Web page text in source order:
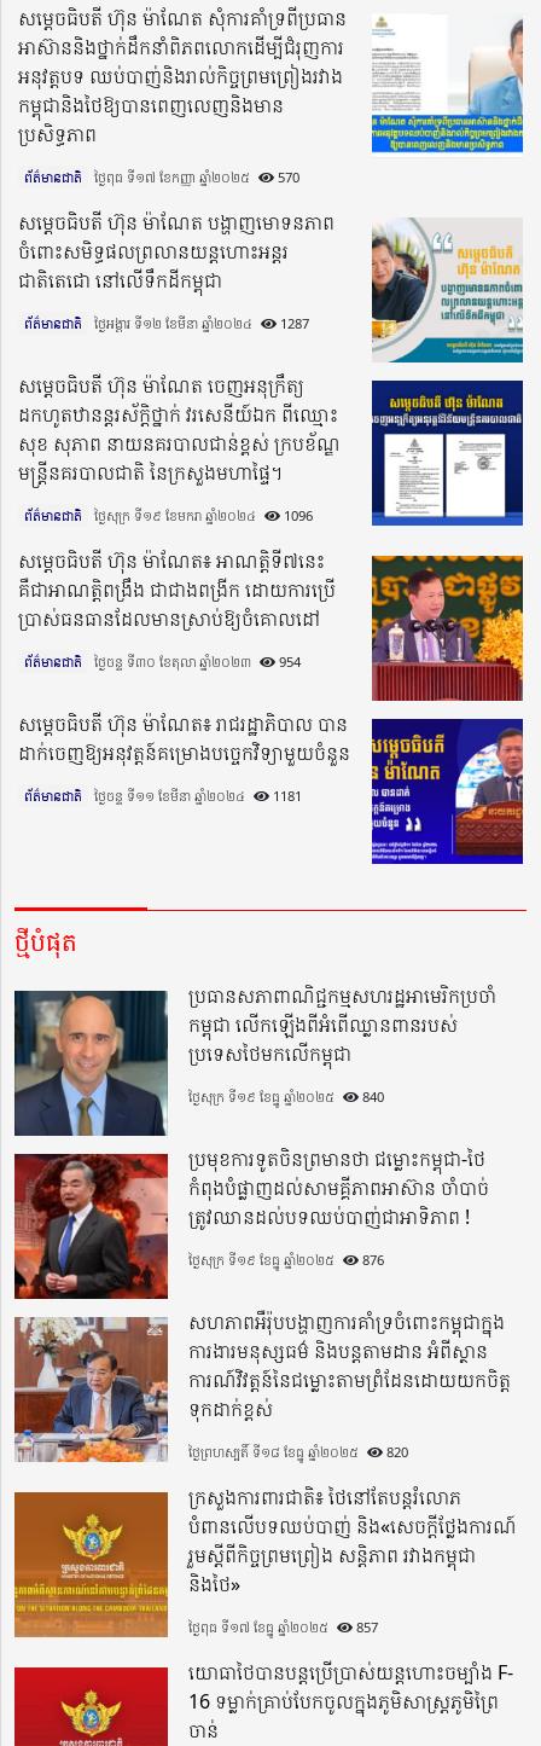
សម្តេចធិបតី ហ៊ុន ម៉ាណែត សុំការគាំទ្រពីប្រធាន
អាស៊ាននិងថ្នាក់ដឹកនាំពិភពលោកដើម្បីជំរុញការ
អនុវត្តបទ ឈប់បាញ់និងរាល់កិច្ចព្រមព្រៀងរវាង
កម្ពុជានិងថៃឱ្យបានពេញលេញនិងមាន
ប្រសិទ្ធភាព
ព័ត៌មានជាតិ ថ្ងៃពុធ ទី១៧ ខែកញ្ញា ឆ្នាំ២០២៥​ 570
សម្តេចធិបតី ហ៊ុន ម៉ាណែត បង្ហាញមោទនភាព
ចំពោះសមិទ្ធផលព្រលានយន្តហោះអន្តរ
ជាតិតេជោ នៅលើទឹកដីកម្ពុជា
ព័ត៌មានជាតិ ថ្ងៃអង្គារ ទី១២ ខែមីនា ឆ្នាំ២០២៤​ 1287
សម្ដេចធិបតី ហ៊ុន ម៉ាណែត ចេញអនុក្រឹត្យ
ដកហូតឋានន្តរស័ក្តិថ្នាក់ វរសេនីយ៍ឯក ពីឈ្មោះ
សុខ សុភាព នាយនគរបាលជាន់ខ្ពស់ ក្របខ័ណ្ឌ
មន្ត្រីនគរបាលជាតិ នៃក្រសួងមហាផ្ទៃ។
ព័ត៌មានជាតិ ថ្ងៃសុក្រ ទី១៩ ខែមករា ឆ្នាំ២០២៤​ 1096
សម្ដេចធិបតី ហ៊ុន ម៉ាណែត៖ អាណត្តិទី៧នេះ
គឺជាអាណត្តិពង្រឹង ជាជាងពង្រីក ដោយការប្រើ
ប្រាស់ធនធានដែលមានស្រាប់ឱ្យចំគោលដៅ
ព័ត៌មានជាតិ ថ្ងៃចន្ទ ទី៣០ ខែតុលា ឆ្នាំ២០២៣​ 954
សម្តេចធិបតី ហ៊ុន ម៉ាណែត៖ រាជរដ្ឋាភិបាល បាន
ដាក់ចេញឱ្យអនុវត្តន៍គម្រោងបច្ចេកវិទ្យាមួយចំនួន
ព័ត៌មានជាតិ ថ្ងៃចន្ទ ទី១១ ខែមីនា ឆ្នាំ២០២៤​ 1181
ថ្មីបំផុត
ប្រធានសភាពាណិជ្ជកម្មសហរដ្ឋអាមេរិកប្រចាំ
កម្ពុជា លើកឡើងពីអំពើឈ្លានពានរបស់
ប្រទេសថៃមកលើកម្ពុជា
ថ្ងៃសុក្រ ទី១៩ ខែធ្នូ ឆ្នាំ២០២៥ 840
ប្រមុខការទូតចិនព្រមានថា ជម្លោះកម្ពុជា-ថៃ
កំពុងបំផ្លាញដល់សាមគ្គីភាពអាស៊ាន ចាំបាច់
ត្រូវឈានដល់បទឈប់បាញ់ជាអាទិភាព !
ថ្ងៃសុក្រ ទី១៩ ខែធ្នូ ឆ្នាំ២០២៥ 876
សហភាពអឺរ៉ុបបង្ហាញការគាំទ្រចំពោះកម្ពុជាក្នុង
ការងារមនុស្សធម៌ និងបន្តតាមដាន អំពីស្ថាន
ការណ៍វិវត្តន៍នៃជម្លោះតាមព្រំដែនដោយយកចិត្ត
ទុកដាក់ខ្ពស់
ថ្ងៃព្រហស្បតិ៍ ទី១៨ ខែធ្នូ ឆ្នាំ២០២៥ 820
ក្រសួងការពារជាតិ៖ ថៃនៅតែបន្តរំលោភ
បំពានលើបទឈប់បាញ់ និង«សេចក្តីថ្លែងការណ៍
រួមស្តីពីកិច្ចព្រមព្រៀង សន្តិភាព រវាងកម្ពុជា
និងថៃ»
ថ្ងៃពុធ ទី១៧ ខែធ្នូ ឆ្នាំ២០២៥ 857
យោធាថៃបានបន្តប្រើប្រាស់យន្តហោះចម្បាំង F-
16 ទម្លាក់គ្រាប់បែកចូលក្នុងភូមិសាស្ត្រភូមិព្រៃ
ចាន់